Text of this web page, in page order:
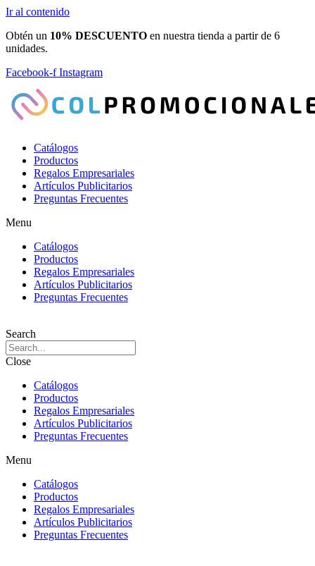
Ir al contenido
Obtén un 10% DESCUENTO en nuestra tienda a partir de 6
unidades.
Facebook-f Instagram
Catálogos
Productos
Regalos Empresariales
Artículos Publicitarios
Preguntas Frecuentes
Menu
Catálogos
Productos
Regalos Empresariales
Artículos Publicitarios
Preguntas Frecuentes
Search
Close
Catálogos
Productos
Regalos Empresariales
Artículos Publicitarios
Preguntas Frecuentes
Menu
Catálogos
Productos
Regalos Empresariales
Artículos Publicitarios
Preguntas Frecuentes